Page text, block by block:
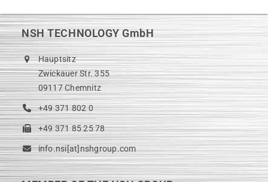
NSH TECHNOLOGY GmbH
Hauptsitz
Zwickauer Str. 355
09117 Chemnitz
+49 371 802 0
+49 371 85 25 78
info.nsi[at]nshgroup.com